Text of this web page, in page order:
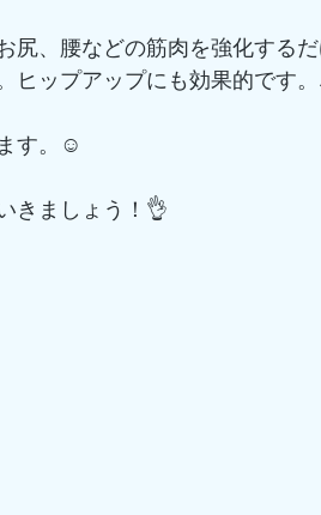
尻、腰などの筋肉を強化する
ヒップアップにも効果的です
す。☺️
きましょう！👌